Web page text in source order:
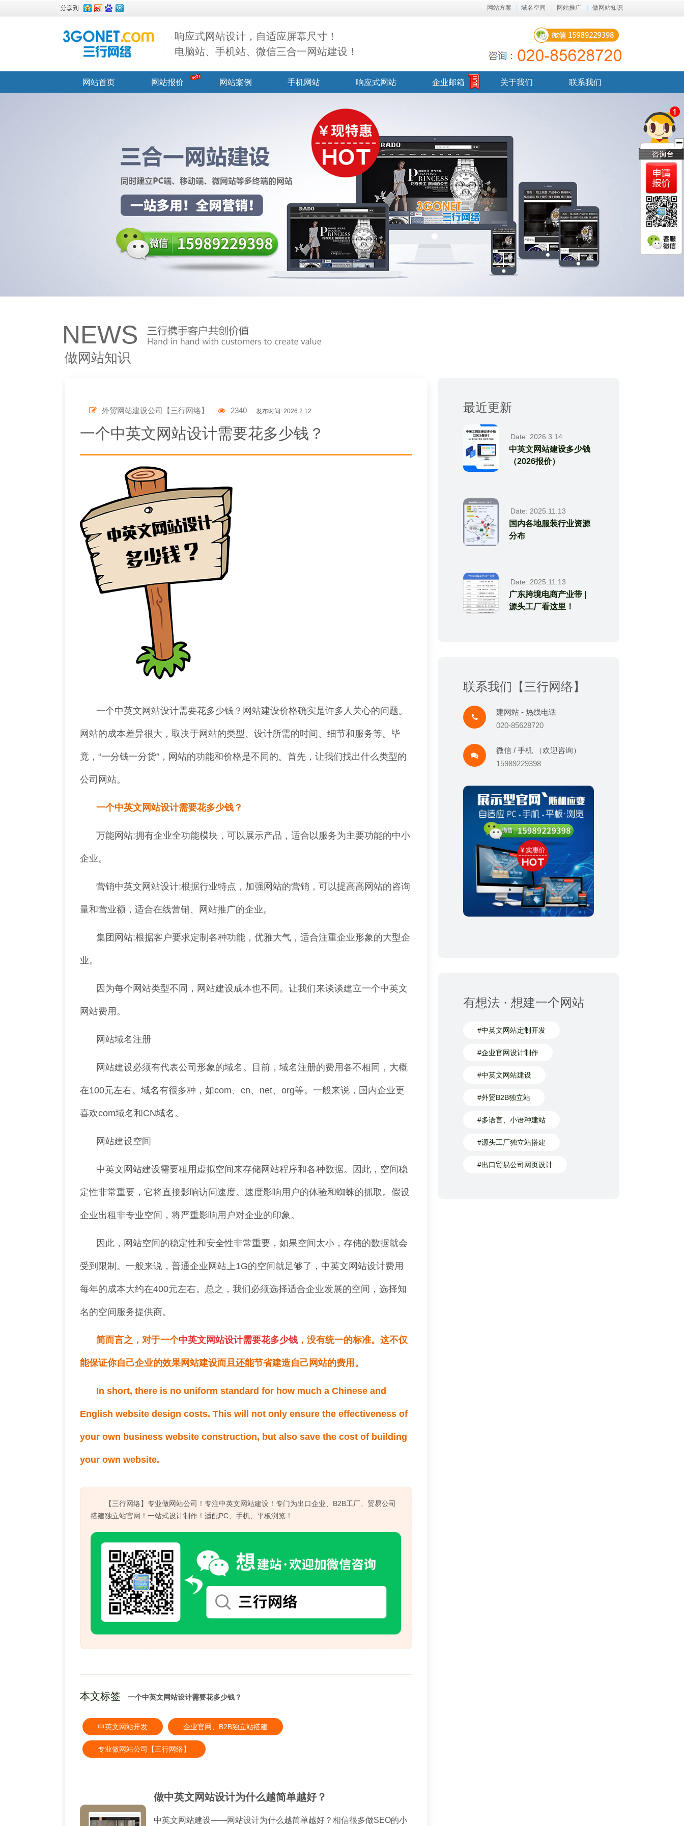
做网站知识
网站推广
域名空间
网站方案
响应式网站设计，自适应屏幕尺寸！
电脑站、手机站、微信三合一网站建设！
网站首页 网站报价 网站案例 手机网站 响应式网站 企业邮箱 关于我们 联系我们
NEWS
做网站知识
外贸网站建设公司【三行网络】 2340 发布时间: 2026.2.12
一个中英文网站设计需要花多少钱？
一个中英文网站设计需要花多少钱？网站建设价格确实是许多人关心的问题。
网站的成本差异很大，取决于网站的类型、设计所需的时间、细节和服务等。毕
竟，“一分钱一分货”，网站的功能和价格是不同的。首先，让我们找出什么类型的
公司网站。
一个中英文网站设计需要花多少钱？
万能网站:拥有企业全功能模块，可以展示产品，适合以服务为主要功能的中小
企业。
营销中英文网站设计:根据行业特点，加强网站的营销，可以提高高网站的咨询
量和营业额，适合在线营销、网站推广的企业。
集团网站:根据客户要求定制各种功能，优雅大气，适合注重企业形象的大型企
业。
因为每个网站类型不同，网站建设成本也不同。让我们来谈谈建立一个中英文
网站费用。
网站域名注册
网站建设必须有代表公司形象的域名。目前，域名注册的费用各不相同，大概
在100元左右。域名有很多种，如com、cn、net、org等。一般来说，国内企业更
喜欢com域名和CN域名。
网站建设空间
中英文网站建设需要租用虚拟空间来存储网站程序和各种数据。因此，空间稳
定性非常重要，它将直接影响访问速度。速度影响用户的体验和蜘蛛的抓取。假设
企业出租非专业空间，将严重影响用户对企业的印象。
因此，网站空间的稳定性和安全性非常重要，如果空间太小，存储的数据就会
受到限制。一般来说，普通企业网站上1G的空间就足够了，中英文网站设计费用
每年的成本大约在400元左右。总之，我们必须选择适合企业发展的空间，选择知
名的空间服务提供商。
简而言之，对于一个中英文网站设计需要花多少钱 ，没有统一的标准。这不仅
能保证你自己企业的效果网站建设而且还能节省建造自己网站的费用。
In short, there is no uniform standard for how much a Chinese and
English website design costs. This will not only ensure the effectiveness of
your own business website construction, but also save the cost of building
your own website.
【三行网络】专业做网站公司！专注中英文网站建设！专门为出口企业、B2B工厂、贸易公司
搭建独立站官网！一站式设计制作！适配PC、手机、平板浏览！
本文标签 一个中英文网站设计需要花多少钱？
中英文网站开发 企业官网、B2B独立站搭建
专业做网站公司【三行网络】
做中英文网站设计为什么越简单越好？
中英文网站建设——网站设计为什么越简单越好？相信很多做SEO的小
最近更新
Date: 2026.3.14
中英文网站建设多少钱
（2026报价）
Date: 2025.11.13
国内各地服装行业资源
分布
Date: 2025.11.13
广东跨境电商产业带 |
源头工厂看这里！
联系我们【三行网络】
建网站 - 热线电话
020-85628720
微信 / 手机 （欢迎咨询）
15989229398
有想法 · 想建一个网站
#中英文网站定制开发
#企业官网设计制作
#中英文网站建设
#外贸B2B独立站
#多语言、小语种建站
#源头工厂独立站搭建
#出口贸易公司网页设计